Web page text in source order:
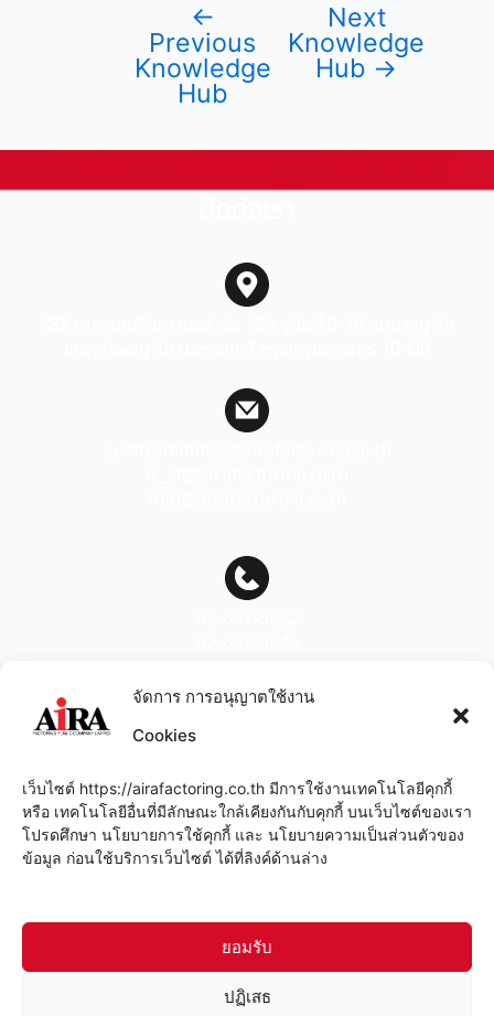
จัดการ การอนุญาตใช้งาน
Cookies
เว็บไซต์ https://airafactoring.co.th มีการใช้งานเทคโนโลยีคุกกี้
หรือ เทคโนโลยีอื่นที่มีลักษณะใกล้เคียงกันกับคุกกี้ บนเว็บไซต์ของเรา
โปรดศึกษา นโยบายการใช้คุกกี้ และ นโยบายความเป็นส่วนตัวของ
ข้อมูล ก่อนใช้บริการเว็บไซต์ ได้ที่ลิงค์ด้านล่าง
ยอมรับ
ปฏิเสธ
←
Previous
Knowledge
Hub
Next
Knowledge
Hub →
4